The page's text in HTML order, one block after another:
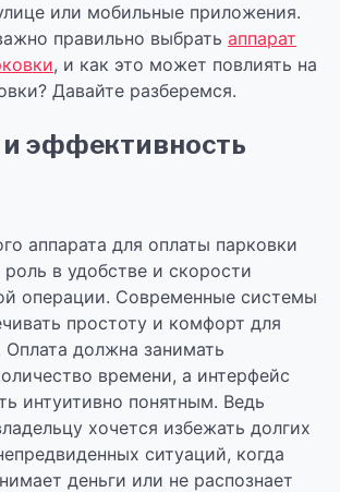
или мобильные приложения.
правильно выбрать аппарат
, и как это может повлиять на
Давайте разберемся.
эффективность
аппарата для оплаты парковки
в удобстве и скорости
операции. Современные системы
простоту и комфорт для
Оплата должна занимать
времени, а интерфейс
интуитивно понятным. Ведь
хочется избежать долгих
ситуаций, когда
деньги или не распознает